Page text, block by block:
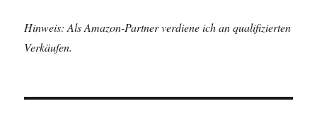
Hinweis: Als Amazon-Partner verdiene ich an qualifizierten
Verkäufen.